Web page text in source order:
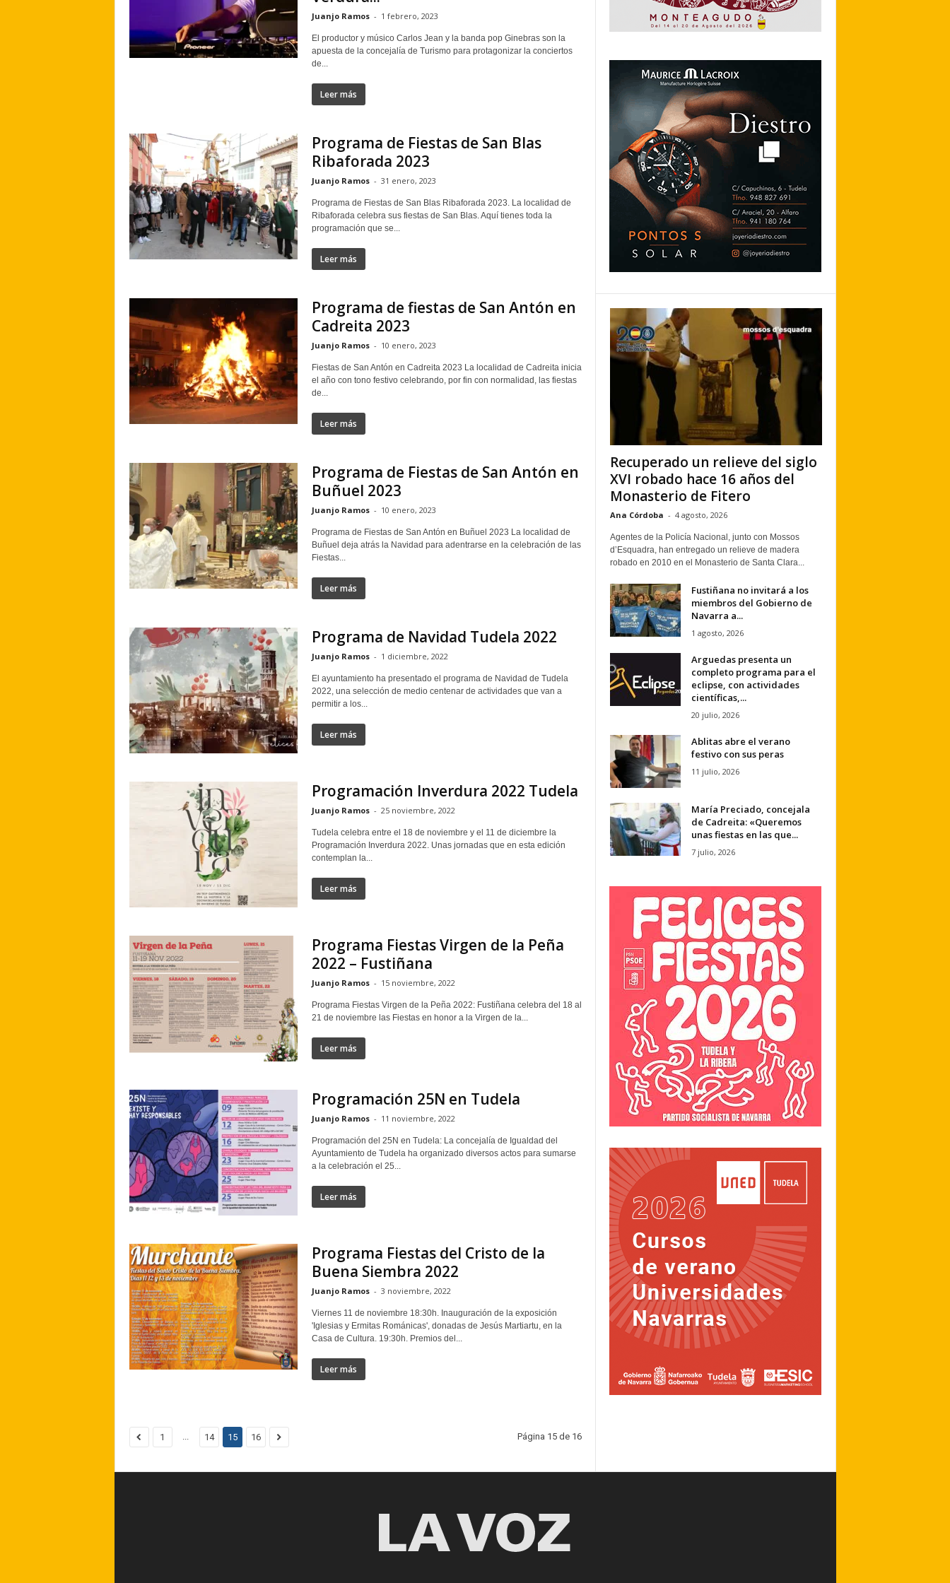
Juanjo Ramos - 1 febrero, 2023
El productor y músico Carlos Jean y la banda pop Ginebras son la
apuesta de la concejalía de Turismo para protagonizar la conciertos
de...
Leer más
Programa de Fiestas de San Blas
Ribaforada 2023
Juanjo Ramos - 31 enero, 2023
Programa de Fiestas de San Blas Ribaforada 2023. La localidad de
Ribaforada celebra sus fiestas de San Blas. Aquí tienes toda la
programación que se...
Leer más
Programa de fiestas de San Antón en
Cadreita 2023
Juanjo Ramos - 10 enero, 2023
Fiestas de San Antón en Cadreita 2023 La localidad de Cadreita inicia
el año con tono festivo celebrando, por fin con normalidad, las fiestas
de...
Leer más
Programa de Fiestas de San Antón en
Buñuel 2023
Juanjo Ramos - 10 enero, 2023
Programa de Fiestas de San Antón en Buñuel 2023 La localidad de
Buñuel deja atrás la Navidad para adentrarse en la celebración de las
Fiestas...
Leer más
Programa de Navidad Tudela 2022
Juanjo Ramos - 1 diciembre, 2022
El ayuntamiento ha presentado el programa de Navidad de Tudela
2022, una selección de medio centenar de actividades que van a
permitir a los...
Leer más
Programación Inverdura 2022 Tudela
Juanjo Ramos - 25 noviembre, 2022
Tudela celebra entre el 18 de noviembre y el 11 de diciembre la
Programación Inverdura 2022. Unas jornadas que en esta edición
contemplan la...
Leer más
Programa Fiestas Virgen de la Peña
2022 – Fustiñana
Juanjo Ramos - 15 noviembre, 2022
Programa Fiestas Virgen de la Peña 2022: Fustiñana celebra del 18 al
21 de noviembre las Fiestas en honor a la Virgen de la...
Leer más
Programación 25N en Tudela
Juanjo Ramos - 11 noviembre, 2022
Programación del 25N en Tudela: La concejalía de Igualdad del
Ayuntamiento de Tudela ha organizado diversos actos para sumarse
a la celebración el 25...
Leer más
Programa Fiestas del Cristo de la
Buena Siembra 2022
Juanjo Ramos - 3 noviembre, 2022
Viernes 11 de noviembre 18:30h. Inauguración de la exposición
'Iglesias y Ermitas Románicas', donadas de Jesús Martiartu, en la
Casa de Cultura. 19:30h. Premios del...
Leer más
1 ... 14 15 16 Página 15 de 16
Recuperado un relieve del siglo
XVI robado hace 16 años del
Monasterio de Fitero
Ana Córdoba - 4 agosto, 2026
Agentes de la Policía Nacional, junto con Mossos
d’Esquadra, han entregado un relieve de madera
robado en 2010 en el Monasterio de Santa Clara...
Fustiñana no invitará a los
miembros del Gobierno de
Navarra a...
1 agosto, 2026
Arguedas presenta un
completo programa para el
eclipse, con actividades
científicas,...
20 julio, 2026
Ablitas abre el verano
festivo con sus peras
11 julio, 2026
María Preciado, concejala
de Cadreita: «Queremos
unas fiestas en las que...
7 julio, 2026